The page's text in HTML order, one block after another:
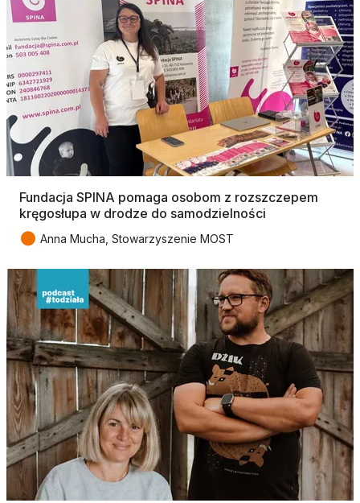
Fundacja SPINA pomaga osobom z rozszczepem
kręgosłupa w drodze do samodzielności
● Anna Mucha, Stowarzyszenie MOST